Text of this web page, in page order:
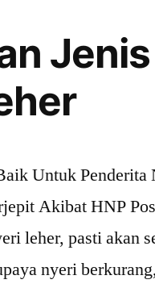
Untuk Penderita
Akibat HNP
leher, pasti akan
nyeri